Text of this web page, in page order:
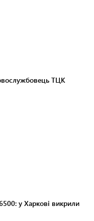
ТЦК
у Харкові викрили